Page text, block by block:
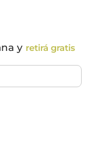
y retirá gratis